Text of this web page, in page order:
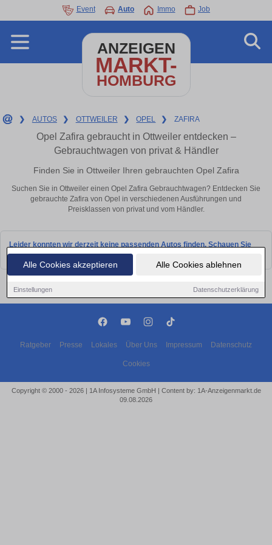
Alle Cookies akzeptieren Alle Cookies ablehnen
Einstellungen Datenschutzerklärung
Event Auto Immo Job
ANZEIGEN
MARKT-
HOMBURG
❯ AUTOS ❯ OTTWEILER ❯ OPEL ❯ ZAFIRA
Opel Zafira gebraucht in Ottweiler entdecken –
Gebrauchtwagen von privat & Händler
Finden Sie in Ottweiler Ihren gebrauchten Opel Zafira
Suchen Sie in Ottweiler einen Opel Zafira Gebrauchtwagen? Entdecken Sie
gebrauchte Zafira von Opel in verschiedenen Ausführungen und
Preisklassen von privat und vom Händler.
Leider konnten wir derzeit keine passenden Autos finden. Schauen Sie
bald wieder vorbei!
Ratgeber Presse Lokales Über Uns Impressum Datenschutz
Cookies
Copyright © 2000 - 2026 | 1A Infosysteme GmbH | Content by: 1A-Anzeigenmarkt.de
09.08.2026